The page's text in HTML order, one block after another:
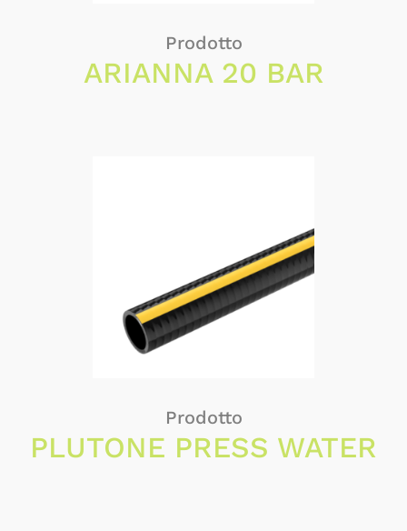
Prodotto
ARIANNA 20 BAR
Prodotto
PLUTONE PRESS WATER